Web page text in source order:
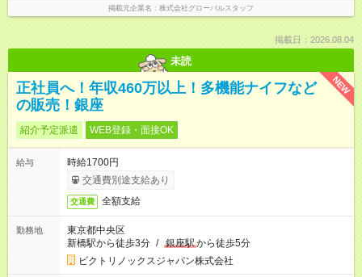
掲載元企業名 株式会社グローバルスタッフ
掲載日：2026.08.04
未読
NEW
正社員へ！年収460万以上！多機能ナイフなど
の販売！銀座
紹介予定派遣 WEB登録・面接OK
給与
時給1700円
交通費別途支給あり
交通費 全額支給
勤務地
東京都中央区
新橋駅から徒歩3分 / 銀座駅から徒歩5分
ビクトリノックスジャパン株式会社